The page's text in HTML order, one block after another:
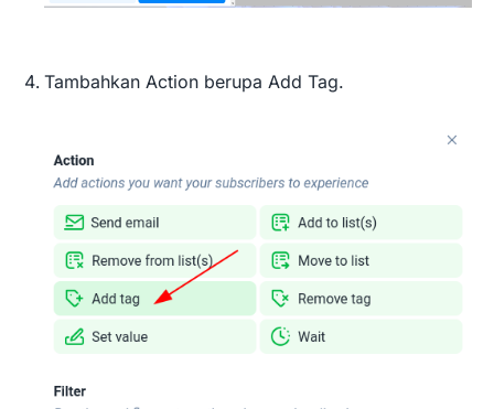
Tambahkan Action berupa Add Tag.